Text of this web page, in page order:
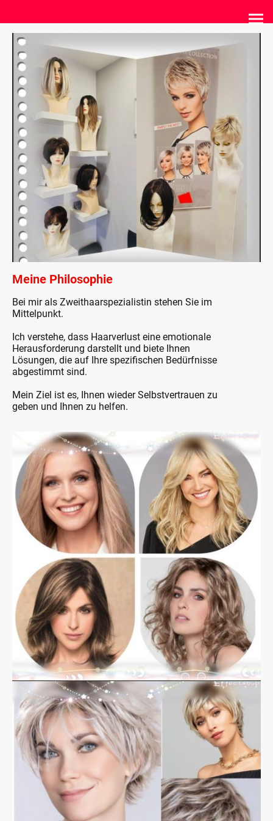
Meine Philosophie
Bei mir als Zweithaarspezialistin stehen Sie im
Mittelpunkt.
Ich verstehe, dass Haarverlust eine emotionale
Herausforderung darstellt und biete Ihnen
Lösungen, die auf Ihre spezifischen Bedürfnisse
abgestimmt sind.
Mein Ziel ist es, Ihnen wieder Selbstvertrauen zu
geben und Ihnen zu helfen.